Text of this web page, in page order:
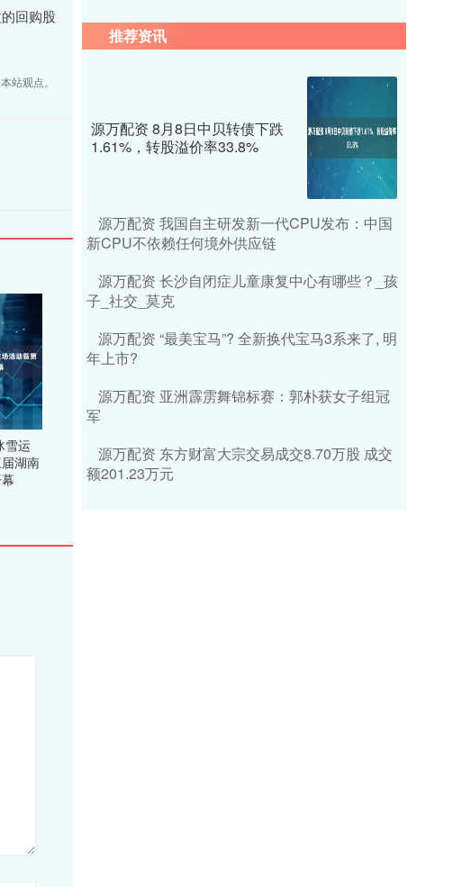
回购股
站观点。
雪运
湖南
推荐资讯
源万配资 8月8日中贝转债下跌
1.61%，转股溢价率33.8%
源万配资 我国自主研发新一代CPU发布：中国
新CPU不依赖任何境外供应链
源万配资 长沙自闭症儿童康复中心有哪些？_孩
子_社交_莫克
源万配资 “最美宝马”? 全新换代宝马3系来了, 明
年上市?
源万配资 亚洲霹雳舞锦标赛：郭朴获女子组冠
军
源万配资 东方财富大宗交易成交8.70万股 成交
额201.23万元